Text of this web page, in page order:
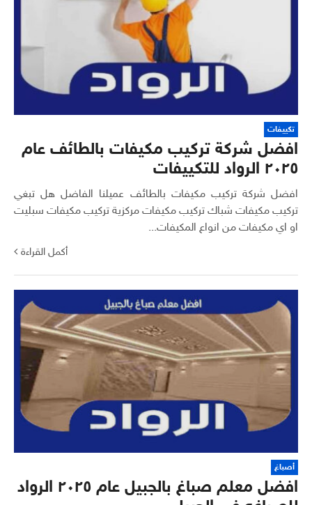
تكييفات
افضل شركة تركيب مكيفات بالطائف عام
٢٠٢٥ الرواد للتكييفات
افضل شركة تركيب مكيفات بالطائف عميلنا الفاضل هل تبغي
تركيب مكيفات شباك تركيب مكيفات مركزية تركيب مكيفات سبليت
او اي مكيفات من انواع المكيفات...
أكمل القراءة
أصباغ
افضل معلم صباغ بالجبيل عام ٢٠٢٥ الرواد